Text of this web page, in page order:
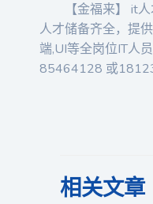
【金福来】 it
人才储备齐全，提
端,UI等全岗位IT人
85464128 或
相关文章